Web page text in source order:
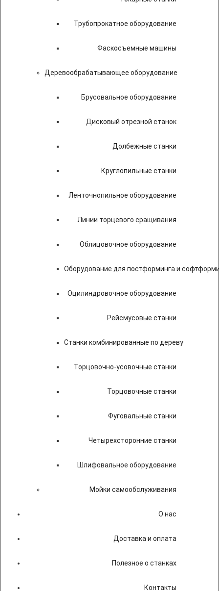
Трубопрокатное оборудование
Фаскосъемные машины
Деревообрабатывающее оборудование
Брусовальное оборудование
Дисковый отрезной станок
Долбежные станки
Круглопильные станки
Ленточнопильное оборудование
Линии торцевого сращивания
Облицовочное оборудование
Оборудование для постформинга и
Оцилиндровочное оборудование
Рейсмусовые станки
Станки комбинированные по дереву
Торцовочно-усовочные станки
Торцовочные станки
Фуговальные станки
Четырехсторонние станки
Шлифовальное оборудование
Мойки самообслуживания
О нас
Доставка и оплата
Полезное о станках
Контакты